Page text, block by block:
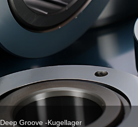
Deep Groove -Kugellager